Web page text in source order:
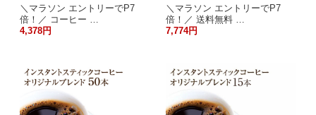
＼マラソン エントリーでP7
倍！／ コーヒー …
4,378円
＼マラソン エントリーでP7
倍！／ 送料無料 …
7,774円